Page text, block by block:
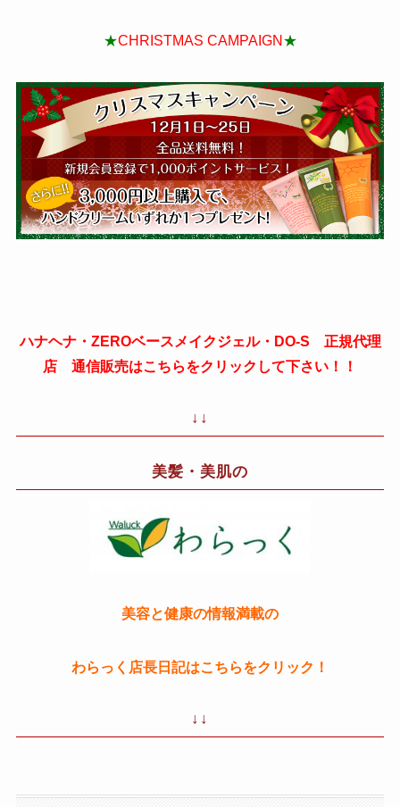
★CHRISTMAS CAMPAIGN ★
ハナヘナ・ZEROベースメイクジェル・DO-S 正規代理
店 通信販売はこちらをクリックして下さい！！
↓↓
美髪・美肌の
美容と健康の情報満載の
わらっく店長日記はこちらをクリック！
↓↓